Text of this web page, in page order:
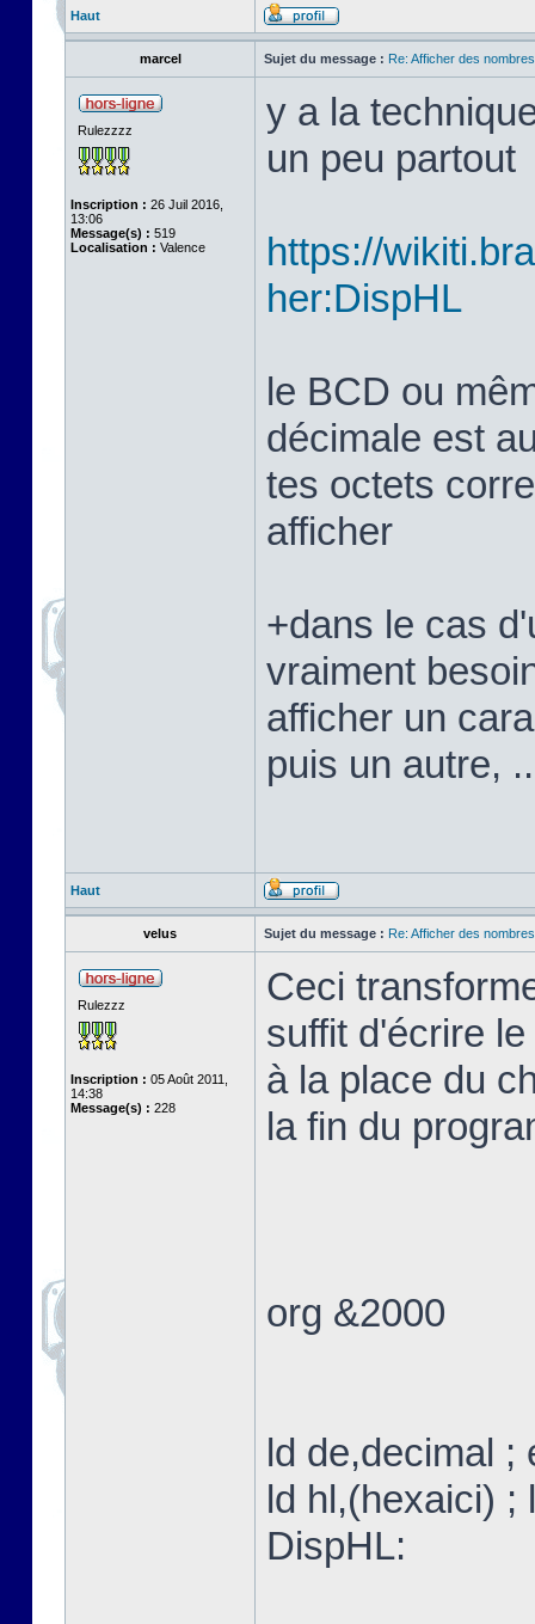
Haut
marcel Sujet du message : Re: Afficher des
Rulezzzz
Inscription : 26 Juil 2016,
13:06
Message(s) : 519
Localisation : Valence
y a la
un peu partout
https://
her:DispHL
le BCD ou
décimale est
tes octets
afficher
+dans le cas
vraiment
afficher un
puis un autre,
Haut
velus Sujet du message : Re: Afficher des
Rulezzz
Inscription : 05 Août 2011,
14:38
Message(s) : 228
Ceci
suffit d'écrire
à la place du
la fin du
org &2000
ld de,decimal ;
ld hl,(hexaici) ;
DispHL: